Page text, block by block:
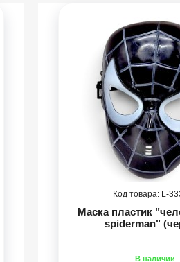
Маска пластик
spiderman"